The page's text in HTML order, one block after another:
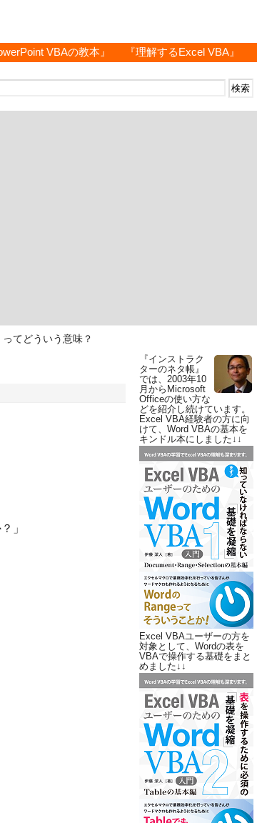
VBAの教本』 『理解するExcel VBA』
ってどういう意味？
」
『インストラク
ターのネタ帳』
では、2003年10
月からMicrosoft
Officeの使い方な
どを紹介し続けています。
Excel VBA経験者の方に向
けて、Word VBAの基本を
キンドル本にしました↓↓
Excel VBAユーザーの方を
対象として、Wordの表を
VBAで操作する基礎をまと
めました↓↓